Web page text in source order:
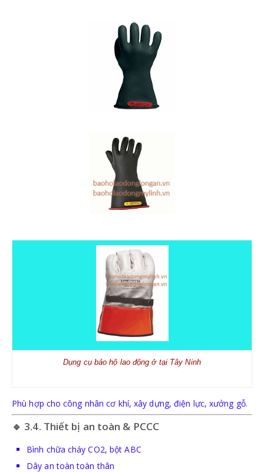
Dụng cụ bảo hộ lao động ở tại Tây Ninh
Phù hợp cho công nhân cơ khí, xây dựng, điện lực, xưởng gỗ.
🔹 3.4. Thiết bị an toàn & PCCC
Bình chữa cháy CO2, bột ABC
Dây an toàn toàn thân